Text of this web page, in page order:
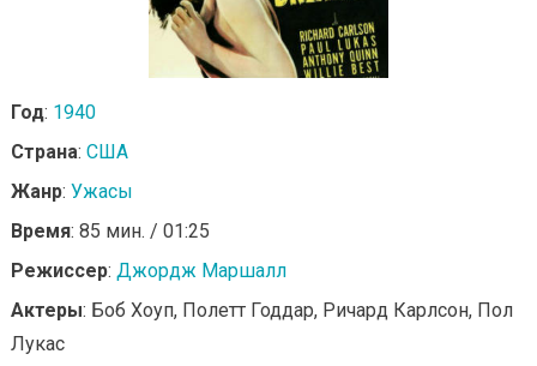
Год: 1940
Страна: США
Жанр: Ужасы
Время: 85 мин. / 01:25
Режиссер: Джордж Маршалл
Актеры: Боб Хоуп, Полетт Годдар, Ричард Карлсон, Пол
Лукас